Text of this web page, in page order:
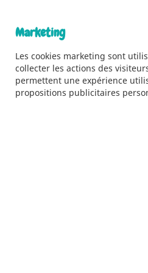
Marketing
Les cookies marketing sont
collecter les actions des
permettent une expérience
propositions publicitaires